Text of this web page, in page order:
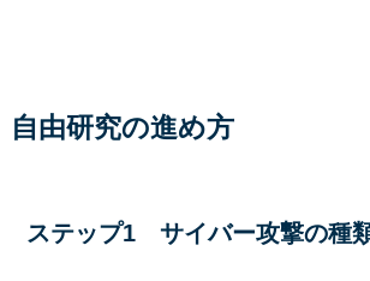
自由研究の進め方
ステップ1 サイバー攻撃の種